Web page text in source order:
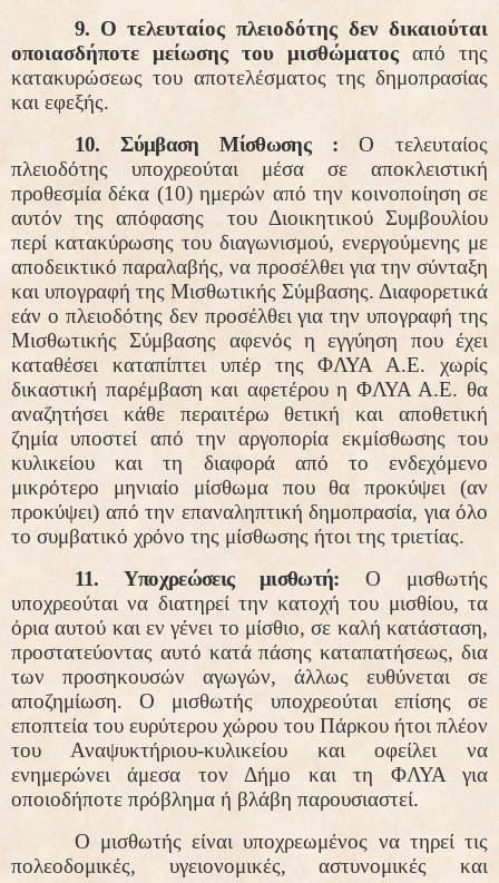
9. Ο τελευταίος πλειοδότης δεν δικαιούται
οποιασδήποτε μείωσης του μισθώματος από της
κατακυρώσεως του αποτελέσματος της δημοπρασίας
και εφεξής.
10. Σύμβαση Μίσθωσης : Ο τελευταίος
πλειοδότης υποχρεούται μέσα σε αποκλειστική
προθεσμία δέκα (10) ημερών από την κοινοποίηση σε
αυτόν της απόφασης
του Διοικητικού Συμβουλίου
περί κατακύρωσης του διαγωνισμού, ενεργούμενης με
αποδεικτικό παραλαβής, να προσέλθει για την σύνταξη
και υπογραφή της Μισθωτικής Σύμβασης. Διαφορετικά
εάν ο πλειοδότης δεν προσέλθει για την υπογραφή της
Μισθωτικής Σύμβασης αφενός η εγγύηση που έχει
καταθέσει καταπίπτει υπέρ της ΦΛΥΑ Α.Ε. χωρίς
δικαστική παρέμβαση και αφετέρου η ΦΛΥΑ Α.Ε. θα
αναζητήσει κάθε περαιτέρω θετική και αποθετική
ζημία υποστεί από την αργοπορία εκμίσθωσης του
κυλικείου και τη διαφορά από το ενδεχόμενο
μικρότερο μηνιαίο μίσθωμα που θα προκύψει (αν
προκύψει) από την επαναληπτική δημοπρασία, για όλο
το συμβατικό χρόνο της μίσθωσης ήτοι της τριετίας.
11. Υποχρεώσεις μισθωτή: Ο μισθωτής
υποχρεούται να διατηρεί την κατοχή του μισθίου, τα
όρια αυτού και εν γένει το μίσθιο, σε καλή κατάσταση,
προστατεύοντας αυτό κατά πάσης καταπατήσεως, δια
των προσηκουσών αγωγών, άλλως ευθύνεται σε
αποζημίωση. Ο μισθωτής υποχρεούται επίσης σε
εποπτεία του ευρύτερου χώρου του Πάρκου ήτοι πλέον
του Αναψυκτήριου-κυλικείου και οφείλει να
ενημερώνει άμεσα τον Δήμο και τη ΦΛΥΑ για
οποιοδήποτε πρόβλημα ή βλάβη παρουσιαστεί.
Ο μισθωτής είναι υποχρεωμένος να τηρεί τις
πολεοδομικές, υγειονομικές, αστυνομικές και